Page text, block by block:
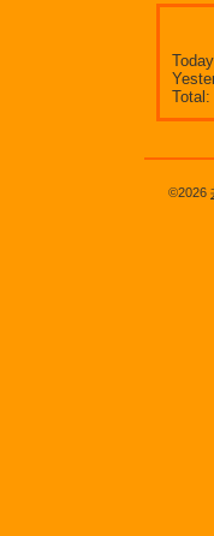
Total:
©2026